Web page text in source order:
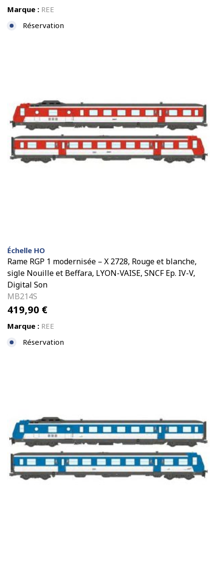
Marque : REE
Réservation
Échelle HO
Rame RGP 1 modernisée – X 2728, Rouge et blanche,
sigle Nouille et Beffara, LYON-VAISE, SNCF Ep. IV-V,
Digital Son
MB214S
419,90 €
Marque : REE
Réservation